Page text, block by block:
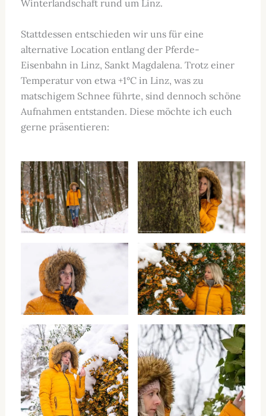
Winterlandschaft rund um Linz.
Stattdessen entschieden wir uns für eine
alternative Location entlang der Pferde-
Eisenbahn in Linz, Sankt Magdalena. Trotz einer
Temperatur von etwa +1°C in Linz, was zu
matschigem Schnee führte, sind dennoch schöne
Aufnahmen entstanden. Diese möchte ich euch
gerne präsentieren: